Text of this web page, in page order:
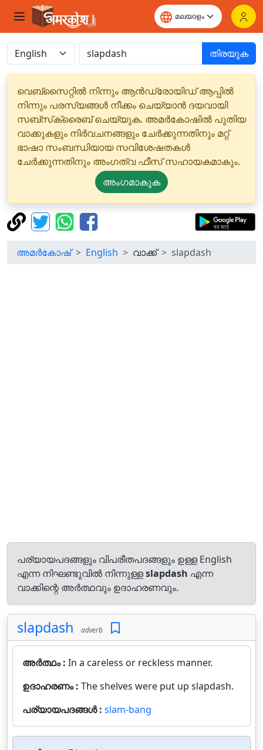
തിരയുക
വെബ്‌സൈറ്റിൽ നിന്നും ആൻഡ്രോയിഡ് ആപ്പിൽ
നിന്നും പരസ്യങ്ങൾ നീക്കം ചെയ്യാൻ ദയവായി
സബ്‌സ്‌ക്രൈബ് ചെയ്യുക. അമർകോഷിൽ പുതിയ
വാക്കുകളും നിർവചനങ്ങളും ചേർക്കുന്നതിനും മറ്റ്
ഭാഷാ സംബന്ധിയായ സവിശേഷതകൾ
ചേർക്കുന്നതിനും അംഗത്വ ഫീസ് സഹായകമാകും.
അംഗമാകുക
അമർകോഷ് English വാക്ക് slapdash
പര്യായപദങ്ങളും വിപരീതപദങ്ങളും ഉള്ള English
എന്ന നിഘണ്ടുവിൽ നിന്നുള്ളslapdash എന്ന
വാക്കിന്റെ അർത്ഥവും ഉദാഹരണവും.
slapdash adverb
അർത്ഥം : In a careless or reckless manner.
ഉദാഹരണം : The shelves were put up slapdash.
പര്യായപദങ്ങൾ : slam-bang